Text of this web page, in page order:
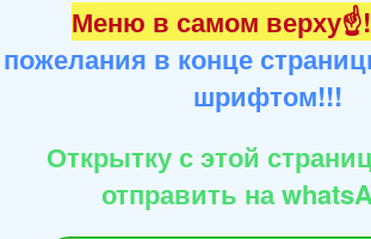
Меню в самом
пожелания в конце
шрифтом!!!
Открытку с этой
отправить на